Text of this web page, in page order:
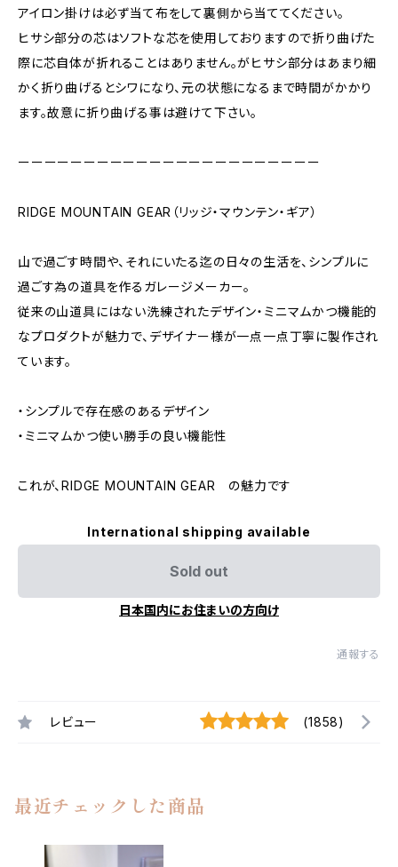
アイロン掛けは必ず当て布をして裏側から当ててください。
ヒサシ部分の芯はソフトな芯を使用しておりますので折り曲げた
際に芯自体が折れることはありません。がヒサシ部分はあまり細
かく折り曲げるとシワになり、元の状態になるまで時間がかかり
ます。故意に折り曲げる事は避けて下さい。
ーーーーーーーーーーーーーーーーーーーーーーー
RIDGE MOUNTAIN GEAR（リッジ・マウンテン・ギア）
山で過ごす時間や、それにいたる迄の日々の生活を、シンプルに
過ごす為の道具を作るガレージメーカー。
従来の山道具にはない洗練されたデザイン・ミニマムかつ機能的
なプロダクトが魅力で、デザイナー様が一点一点丁寧に製作され
ています。
・シンプルで存在感のあるデザイン
・ミニマムかつ使い勝手の良い機能性
これが、RIDGE MOUNTAIN GEAR の魅力です
International shipping available
Sold out
日本国内にお住まいの方向け
通報する
レビュー (1858)
最近チェックした商品